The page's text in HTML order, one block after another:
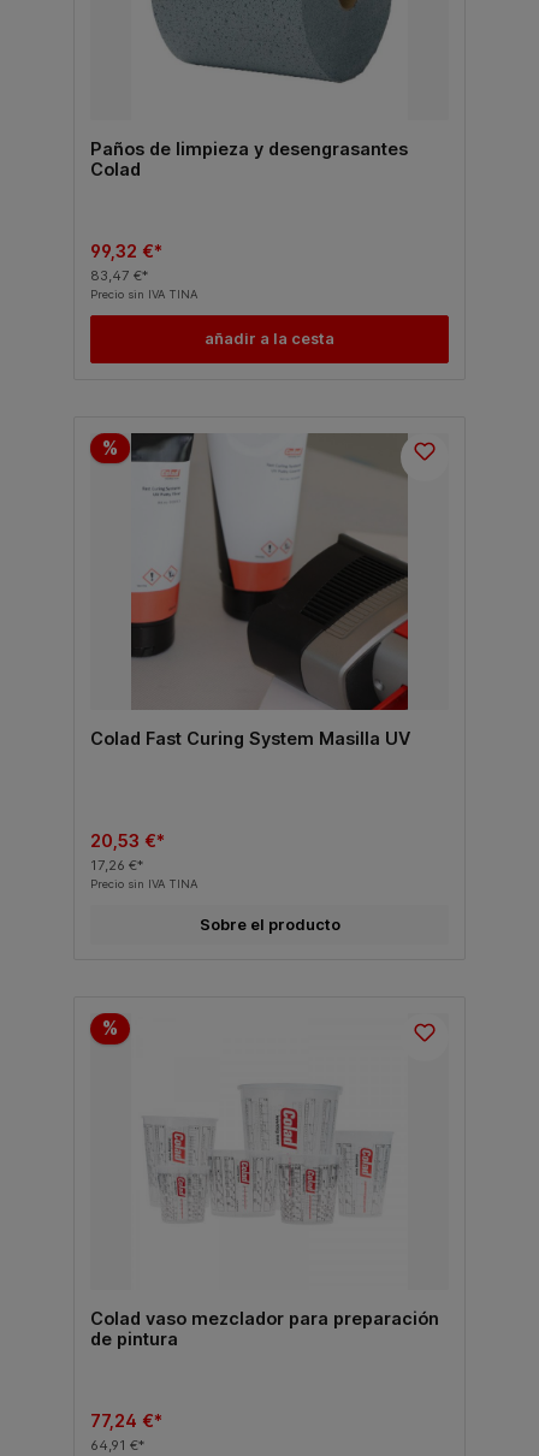
Paños de limpieza y desengrasantes
Colad
99,32 €*
83,47 €*
Precio sin IVA TINA
añadir a la cesta
%
Colad Fast Curing System Masilla UV
20,53 €*
17,26 €*
Precio sin IVA TINA
Sobre el producto
%
Colad vaso mezclador para preparación
de pintura
77,24 €*
64,91 €*